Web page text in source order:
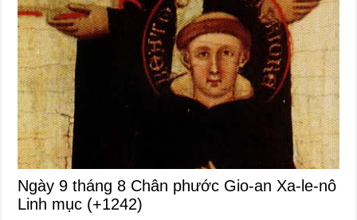
Ngày 9 tháng 8 Chân phước Gio-an Xa-le-nô
Linh mục (+1242)